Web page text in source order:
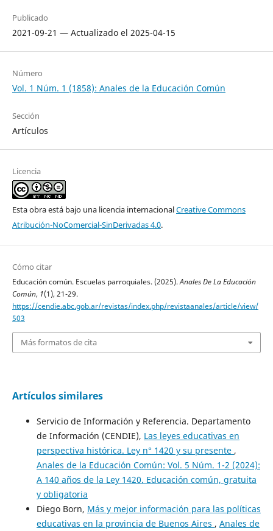
Publicado
2021-09-21 — Actualizado el 2025-04-15
Número
Vol. 1 Núm. 1 (1858): Anales de la Educación Común
Sección
Artículos
Licencia
Esta obra está bajo una licencia internacionalCreative Commons
Atribución-NoComercial-SinDerivadas 4.0.
Cómo citar
Educación común. Escuelas parroquiales. (2025).Anales De La Educación
Común, 1(1), 21-29.
https://cendie.abc.gob.ar/revistas/index.php/revistaanales/article/view/
503
Más formatos de cita
Artículos similares
Servicio de Información y Referencia. Departamento
de Información (CENDIE), Las leyes educativas en
perspectiva histórica. Ley n° 1420 y su presente ,
Anales de la Educación Común: Vol. 5 Núm. 1-2 (2024):
A 140 años de la Ley 1420. Educación común, gratuita
y obligatoria
Diego Born, Más y mejor información para las políticas
educativas en la provincia de Buenos Aires , Anales de